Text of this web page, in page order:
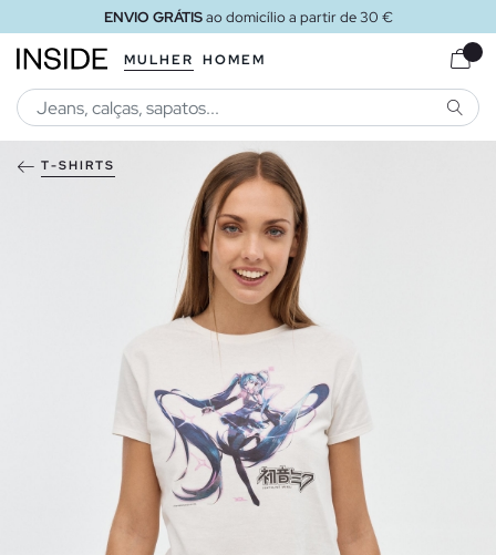
ENVIO GRÁTISao domicílio a partir de 30 €
MULHER HOMEM
T-SHIRTS